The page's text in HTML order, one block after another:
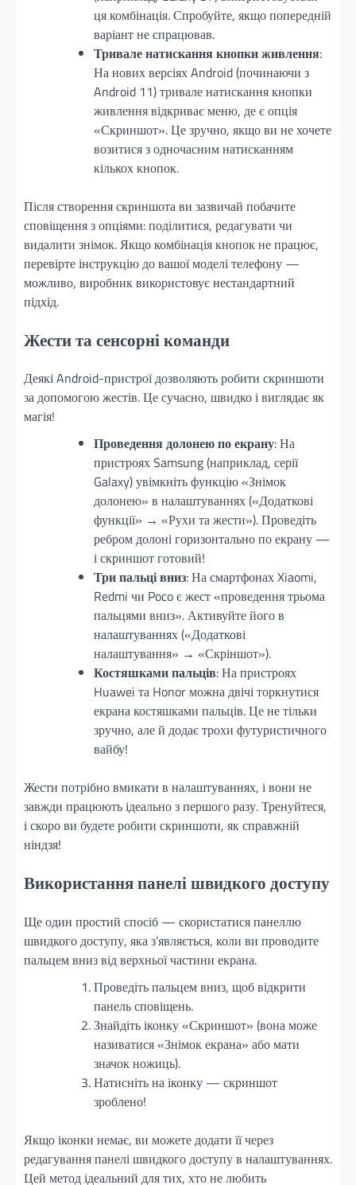
ця комбінація. Спробуйте, якщо попередній
варіант не спрацював.
Тривале натискання кнопки живлення:
На нових версіях Android (починаючи з
Android 11) тривале натискання кнопки
живлення відкриває меню, де є опція
«Скриншот». Це зручно, якщо ви не хочете
возитися з одночасним натисканням
кількох кнопок.
Після створення скриншота ви зазвичай побачите
сповіщення з опціями: поділитися, редагувати чи
видалити знімок. Якщо комбінація кнопок не працює,
перевірте інструкцію до вашої моделі телефону —
можливо, виробник використовує нестандартний
підхід.
Жести та сенсорні команди
Деякі Android-пристрої дозволяють робити скриншоти
за допомогою жестів. Це сучасно, швидко і виглядає як
магія!
Проведення долонею по екрану: На
пристроях Samsung (наприклад, серії
Galaxy) увімкніть функцію «Знімок
долонею» в налаштуваннях («Додаткові
функції» → «Рухи та жести»). Проведіть
ребром долоні горизонтально по екрану —
і скриншот готовий!
Три пальці вниз: На смартфонах Xiaomi,
Redmi чи Poco є жест «проведення трьома
пальцями вниз». Активуйте його в
налаштуваннях («Додаткові
налаштування» → «Скріншот»).
Костяшками пальців: На пристроях
Huawei та Honor можна двічі торкнутися
екрана костяшками пальців. Це не тільки
зручно, але й додає трохи футуристичного
вайбу!
Жести потрібно вмикати в налаштуваннях, і вони не
завжди працюють ідеально з першого разу. Тренуйтеся,
і скоро ви будете робити скриншоти, як справжній
ніндзя!
Використання панелі швидкого доступу
Ще один простий спосіб — скористатися панеллю
швидкого доступу, яка з’являється, коли ви проводите
пальцем вниз від верхньої частини екрана.
Проведіть пальцем вниз, щоб відкрити
панель сповіщень.
Знайдіть іконку «Скриншот» (вона може
називатися «Знімок екрана» або мати
значок ножиць).
Натисніть на іконку — скриншот
зроблено!
Якщо іконки немає, ви можете додати її через
редагування панелі швидкого доступу в налаштуваннях.
Цей метод ідеальний для тих, хто не любить